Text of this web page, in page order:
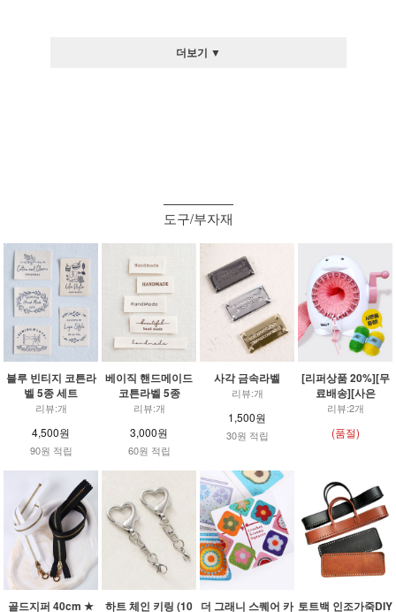
더보기 ▼
도구/부자재
블루 빈티지 코튼라
벨 5종 세트
리뷰:개
4,500원
90원 적립
베이직 핸드메이드
코튼라벨 5종
리뷰:개
3,000원
60원 적립
사각 금속라벨
리뷰:개
1,500원
30원 적립
[리퍼상품 20%][무
료배송][사은
리뷰:2개
(품절)
골드지퍼 40cm ★
하트 체인 키링 (10 더 그래니 스퀘어 카 토트백 인조가죽DIY